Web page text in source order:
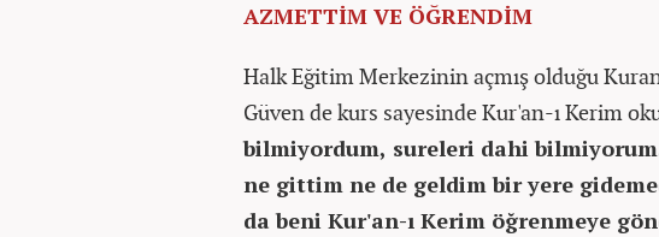
AZMETTİM VE ÖĞRENDİM
Halk Eğitim Merkezinin açmış olduğu
Güven de kurs sayesinde Kur'an-ı Kerim
bilmiyordum, sureleri dahi
ne gittim ne de geldim bir yere
da beni Kur'an-ı Kerim öğrenmeye